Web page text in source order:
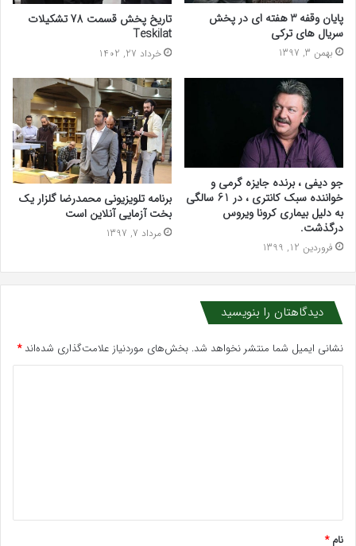
پایان وقفه 3 هفته ای در پخش
سریال های ترکی
بهمن 3, 1397
تاریخ پخش قسمت 78 تشکیلات
Teskilat
خرداد 27, 1402
جو دیفی ، برنده جایزه گرمی و
خواننده سبک کانتری ، در 61 سالگی
به دلیل بیماری کرونا ویروس
درگذشت.
فروردین 12, 1399
برنامه تلویزیونی محمدرضا گلزار یک
بخت آزمایی آنلاین است
مرداد 7, 1397
دیدگاهتان را بنویسید
نشانی ایمیل شما منتشر نخواهد شد. بخش‌های موردنیاز علامت‌گذاری شده‌اند*
*
نام*